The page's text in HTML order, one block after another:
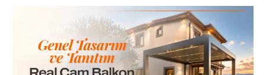
Sarajevo
Sivas